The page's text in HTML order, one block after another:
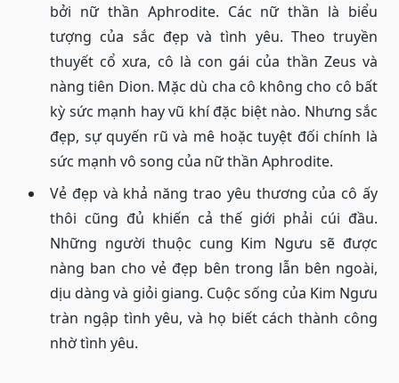
bởi nữ thần Aphrodite. Các nữ thần là biểu
tượng của sắc đẹp và tình yêu. Theo truyền
thuyết cổ xưa, cô là con gái của thần Zeus và
nàng tiên Dion. Mặc dù cha cô không cho cô bất
kỳ sức mạnh hay vũ khí đặc biệt nào. Nhưng sắc
đẹp, sự quyến rũ và mê hoặc tuyệt đối chính là
sức mạnh vô song của nữ thần Aphrodite.
Vẻ đẹp và khả năng trao yêu thương của cô ấy
thôi cũng đủ khiến cả thế giới phải cúi đầu.
Những người thuộc cung Kim Ngưu sẽ được
nàng ban cho vẻ đẹp bên trong lẫn bên ngoài,
dịu dàng và giỏi giang. Cuộc sống của Kim Ngưu
tràn ngập tình yêu, và họ biết cách thành công
nhờ tình yêu.